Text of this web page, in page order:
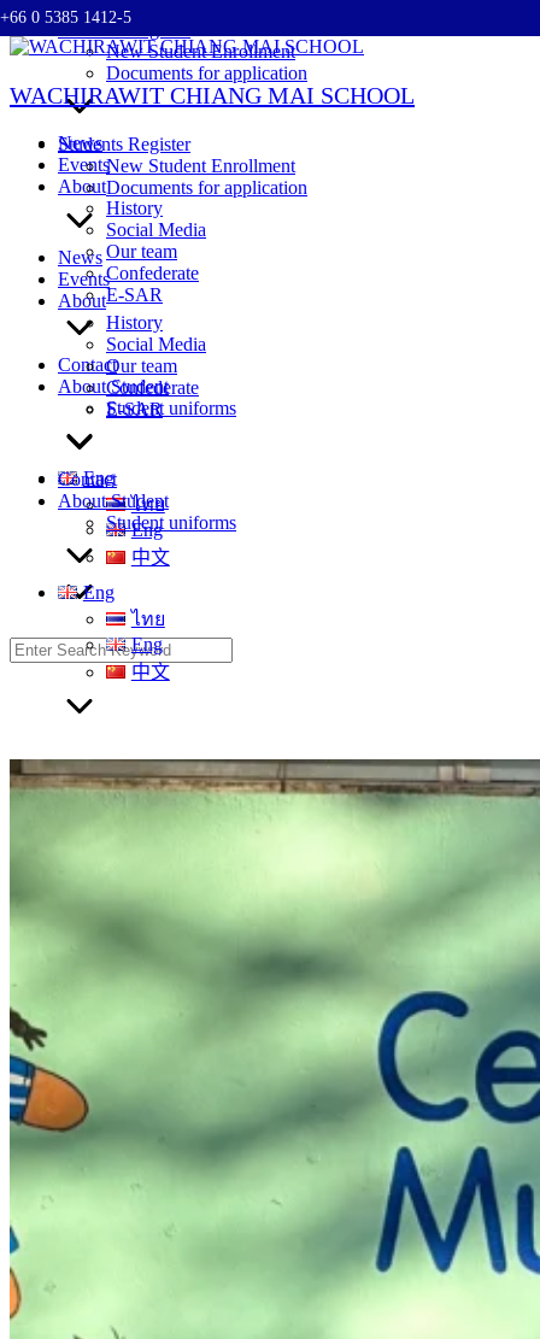
Skip
to
+66 0 5385 1412-5
WACHIRAWIT CHIANG MAI SCHOOL
Students Register
New Student Enrollment
Documents for application
News
Events
About
History
Social Media
Our team
Confederate
E-SAR
Contact
About Student
Student uniforms
Eng
ไทย
Eng
中文
Students Register
New Student Enrollment
Documents for application
News
Events
About
History
Social Media
Our team
Confederate
E-SAR
Contact
About Student
Student uniforms
Eng
ไทย
Eng
中文
Search
for: